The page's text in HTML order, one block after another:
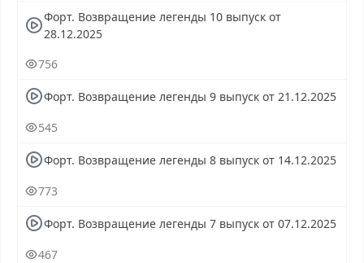
телепередача, прямой эфир Форт. Возвращение легенды
онлайн бесплатно, программа Форт. Возвращение
легенды, смотреть Форт. Возвращение легенды онлайн,
Возвращение легенды смотреть сегодня, смотреть
Возвращение легенды, смотреть программу Форт.
Форт. Возвращение легенды 10 выпуск от
28.12.2025
756
Форт. Возвращение легенды 9 выпуск от 21.12.2025
545
Форт. Возвращение легенды 8 выпуск от 14.12.2025
773
Форт. Возвращение легенды 7 выпуск от 07.12.2025
467